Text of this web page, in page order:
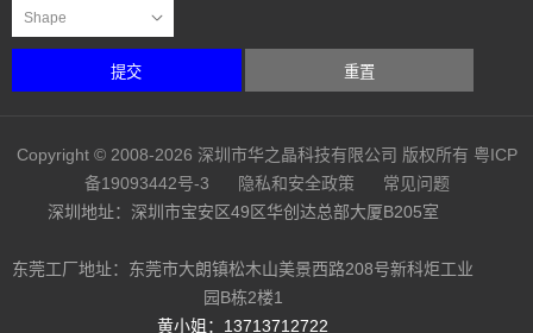
提交 重置
Copyright © 2008-2026 深圳市华之晶科技有限公司 版权所有 粤ICP
备19093442号-3
隐私和安全政策
常见问题
深圳地址：深圳市宝安区49区华创达总部大厦B205室
东莞工厂地址：东莞市大朗镇松木山美景西路208号新科炬工业
园B栋2楼1
黄小姐：13713712722